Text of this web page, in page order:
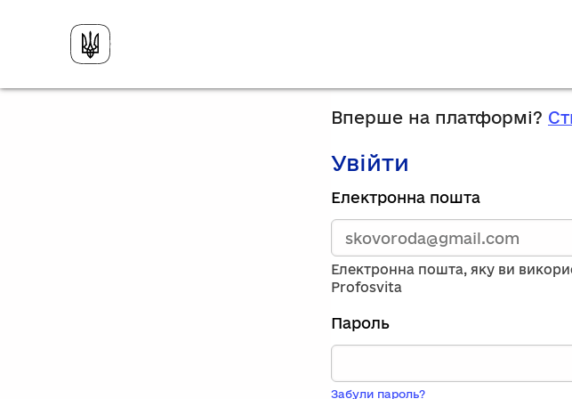
Вперше на платформі?
Увійти
Зареєструйтесь,
використавши
електронну
адресу
та
пароль.
Якщо
вас
немає
запису,
Електронна пошта
Електронна пошта, яку ви
Profosvita
Пароль
Забули пароль?